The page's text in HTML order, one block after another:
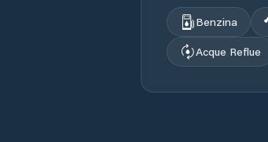
Benzina
Acque Reflue